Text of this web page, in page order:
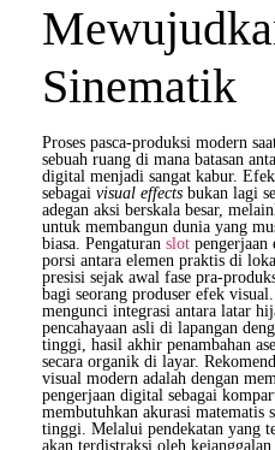
Sinematik
Proses pasca-produksi modern
sebuah ruang di mana batasan
digital menjadi sangat kabur.
sebagai visual effects bukan lagi
adegan aksi berskala besar,
untuk membangun dunia yang
biasa. Pengaturan slot pengerjaan
porsi antara elemen praktis di
presisi sejak awal fase pra-
bagi seorang produser efek
mengunci integrasi antara latar
pencahayaan asli di lapangan
tinggi, hasil akhir penambahan
secara organik di layar.
visual modern adalah dengan
pengerjaan digital sebagai
membutuhkan akurasi matematis
tinggi. Melalui pendekatan yang
akan terdistraksi oleh